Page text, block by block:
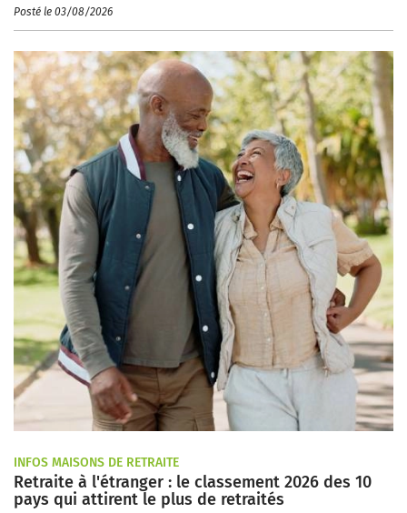
Posté le 03/08/2026
INFOS MAISONS DE RETRAITE
Retraite à l'étranger : le classement 2026 des 10
pays qui attirent le plus de retraités